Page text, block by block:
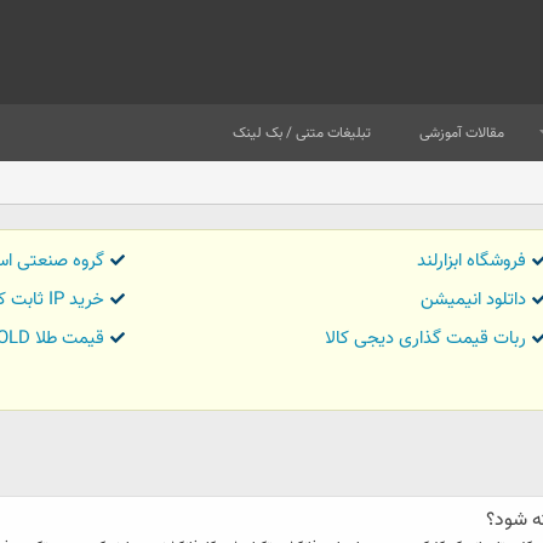
مقالات آموزشی تبلیغات متنی / بک لینک
فروشگاه ابزارلند
گروه صنعتی
داتلود انیمیشن
خرید IP ثابت کاور تریدر
ربات قیمت گذاری دیجی کالا
قیمت طلا GOLD
شود؟